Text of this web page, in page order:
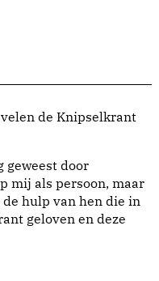
de Knipselkrant
geweest door
mij als persoon, maar
hulp van hen die in
geloven en deze